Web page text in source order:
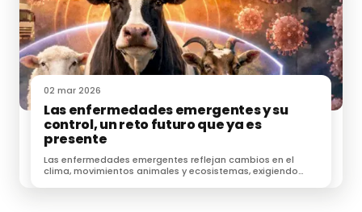
02 mar 2026
Las enfermedades emergentes y su
control, un reto futuro que ya es
presente
Las enfermedades emergentes reflejan cambios en el
clima, movimientos animales y ecosistemas, exigiendo